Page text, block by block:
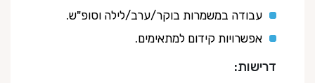
עבודה במשמרות בוקר/ערב/לילה וסופ"ש.
אפשרויות קידום למתאימים.
דרישות: